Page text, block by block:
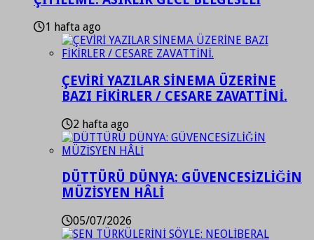
1 hafta ago
ÇEVİRİ YAZILAR SİNEMA ÜZERİNE
BAZI FİKİRLER / CESARE ZAVATTİNİ.
2 hafta ago
DÜTTÜRÜ DÜNYA: GÜVENCESİZLİĞİN
MÜZİSYEN HÂLİ
05/07/2026